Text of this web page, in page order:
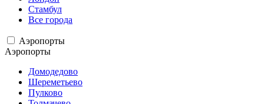
Стамбул
Все города
Аэропорты
Аэропорты
Домодедово
Шереметьево
Пулково